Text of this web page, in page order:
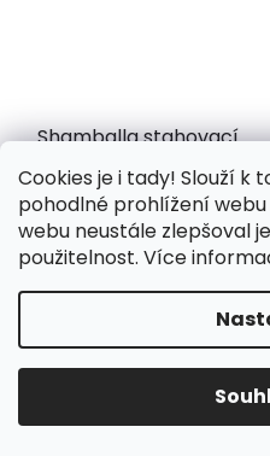
Cookies je i tady! Slouží k
pohodlné prohlížení
webu neustále zlepšoval
použitelnost. Více
Shamballa stahovací
náramek z vykládané
kosti žlutý
189 Kč